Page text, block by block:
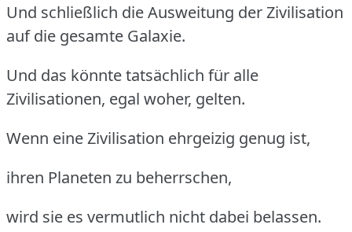
Und schließlich die Ausweitung der Zivilisation
auf die gesamte Galaxie.
Und das könnte tatsächlich für alle
Zivilisationen, egal woher, gelten.
Wenn eine Zivilisation ehrgeizig genug ist,
ihren Planeten zu beherrschen,
wird sie es vermutlich nicht dabei belassen.